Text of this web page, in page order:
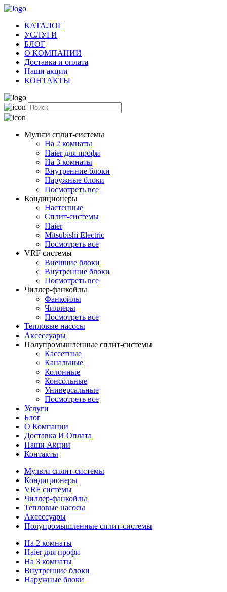
КАТАЛОГ
УСЛУГИ
БЛОГ
О КОМПАНИИ
Доставка и оплата
Наши акции
КОНТАКТЫ
Мульти сплит-системы
На 2 комнаты
Haier для профи
На 3 комнаты
Внутренние блоки
Наружные блоки
Посмотреть все
Кондиционеры
Настенные
Сплит-системы
Haier
Mitsubishi Electric
Посмотреть все
VRF системы
Внешние блоки
Внутренние блоки
Посмотреть все
Чиллер-фанкойлы
Фанкойлы
Чиллеры
Посмотреть все
Тепловые насосы
Аксессуары
Полупромышленные сплит-системы
Кассетные
Канальные
Колонные
Консольные
Универсальные
Посмотреть все
Услуги
Блог
О Компании
Доставка И Оплата
Наши Акции
Контакты
Мульти сплит-системы
Кондиционеры
VRF системы
Чиллер-фанкойлы
Тепловые насосы
Аксессуары
Полупромышленные сплит-системы
На 2 комнаты
Haier для профи
На 3 комнаты
Внутренние блоки
Наружные блоки